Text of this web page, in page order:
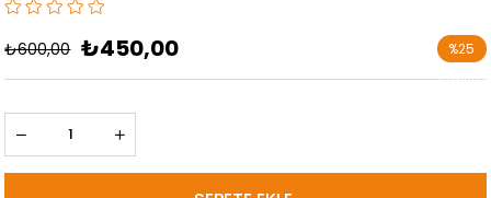
₺600,00 ₺450,00 %25
İndirim